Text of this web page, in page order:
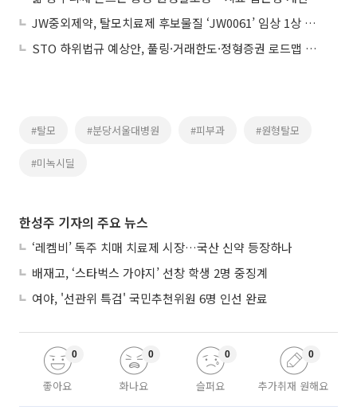
JW중외제약, 탈모치료제 후보물질 ‘JW0061’ 임상 1상 승인
STO 하위법규 예상안, 풀링·거래한도·정형증권 로드맵 제시
#탈모 #분당서울대병원 #피부과 #원형탈모
#미녹시딜
한성주 기자의 주요 뉴스
‘레켐비’ 독주 치매 치료제 시장…국산 신약 등장하나
배재고, ‘스타벅스 가야지’ 선창 학생 2명 중징계
여야, '선관위 특검' 국민추천위원 6명 인선 완료
좋아요
0
화나요
0
슬퍼요
0
추가취재 원해요
0